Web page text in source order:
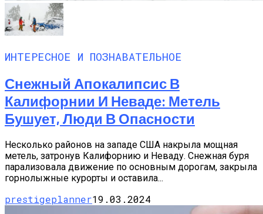
ИНТЕРЕСНОЕ И ПОЗНАВАТЕЛЬНОЕ
Снежный Апокалипсис В
Калифорнии И Неваде: Метель
Бушует, Люди В Опасности
Несколько районов на западе США накрыла мощная
метель, затронув Калифорнию и Неваду. Снежная буря
парализовала движение по основным дорогам, закрыла
горнолыжные курорты и оставила...
prestigeplanner19.03.2024